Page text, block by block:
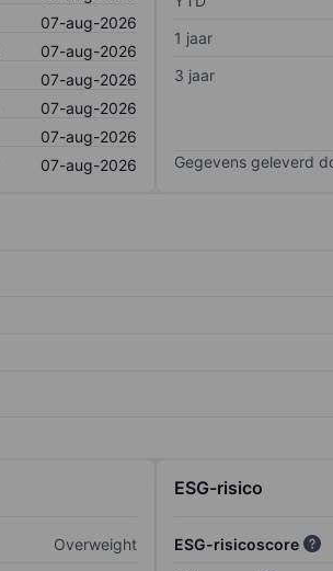
07-aug-2026
07-aug-2026
07-aug-2026
07-aug-2026
07-aug-2026
07-aug-2026
1 jaar
3 jaar
Gegevens geleverd
Overweight
ESG-risico
ESG-risicoscore